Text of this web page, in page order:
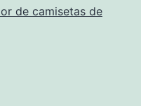
de camisetas de